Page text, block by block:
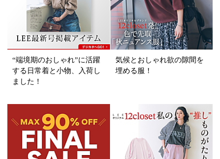
サイズ
掲載雑誌
価格
表示オプション
すべて 新着
“端境期のおしゃれ”に活躍
する日常着と小物、入荷し
ました！
気候とおしゃれ欲の隙間を
埋める服！